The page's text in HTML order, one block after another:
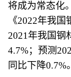
将成为常态化
《2022年我
2021年我国钢
4.7%；预测
同比下降0.7%。